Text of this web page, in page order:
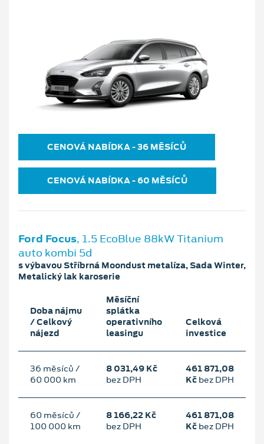
CENOVÁ NABÍDKA ‐ 36 MĚSÍCŮ
CENOVÁ NABÍDKA ‐ 60 MĚSÍCŮ
Ford Focus, 1.5 EcoBlue 88kW Titanium
auto kombi 5d
s výbavou Stříbrná Moondust metalíza, Sada Winter,
Metalický lak karoserie
Doba nájmu
/ Celkový
nájezd
Měsíční
splátka
operativního
leasingu
Celková
investice
36 měsíců /
60 000 km
8 031,49 Kč
bez DPH
461 871,08
Kč bez DPH
60 měsíců /
100 000 km
8 166,22 Kč
bez DPH
461 871,08
Kč bez DPH